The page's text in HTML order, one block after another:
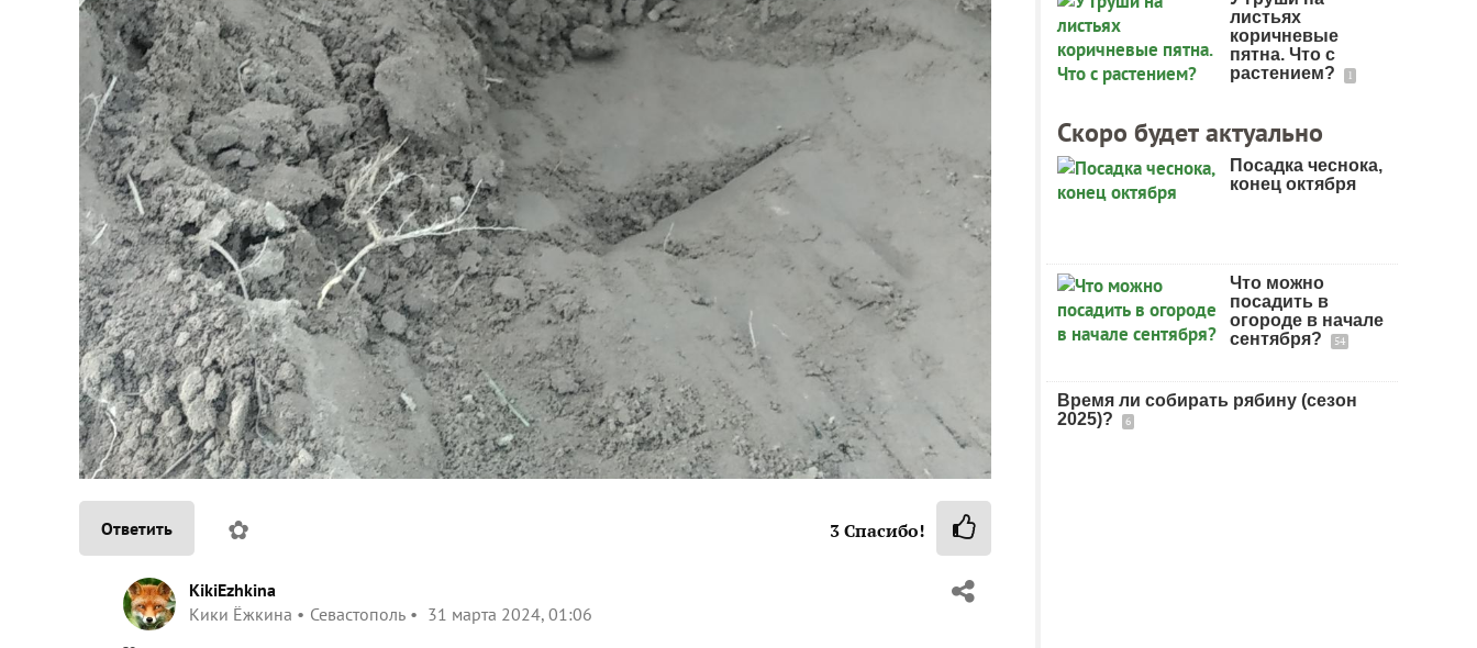
Ответить ✿ 3Спасибо!
KikiEzhkina
Кики Ёжкина
Севастополь 31 марта 2024, 01:06
листьях
коричневые
пятна. Что с
растением?
1
Скоро будет актуально
Посадка чеснока,
конец октября
Что можно
посадить в
огороде в начале
сентября?
54
Время ли собирать рябину (сезон
2025)?
6